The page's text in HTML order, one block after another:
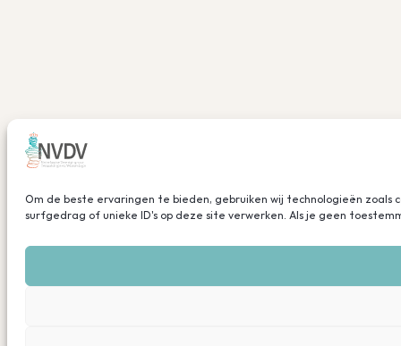
Om de beste ervaringen te bieden, gebruiken wij technologieën
surfgedrag of unieke ID's op deze site verwerken. Als je geen